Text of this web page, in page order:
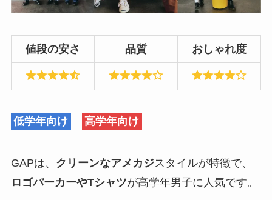
値段の安さ 品質 おしゃれ度
低学年向け 高学年向け
GAPは、 クリーンなアメカジスタイルが特徴で、
ロゴパーカーやTシャツが高学年男子に人気です。